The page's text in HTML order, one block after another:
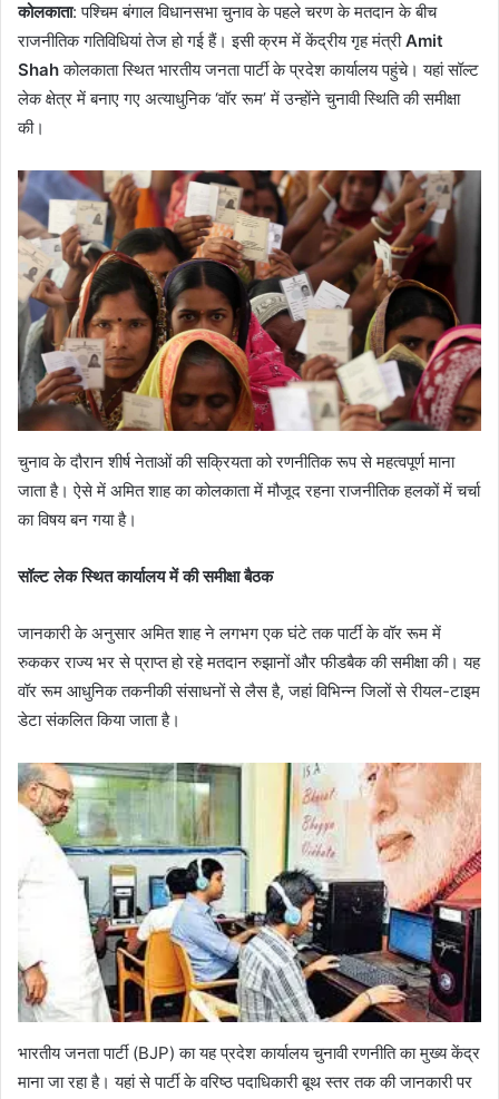
कोलकाता: पश्चिम बंगाल विधानसभा चुनाव के पहले चरण के मतदान के बीच
राजनीतिक गतिविधियां तेज हो गई हैं। इसी क्रम में केंद्रीय गृह मंत्रीAmit
Shahकोलकाता स्थित भारतीय जनता पार्टी के प्रदेश कार्यालय पहुंचे। यहां सॉल्ट
लेक क्षेत्र में बनाए गए अत्याधुनिक ‘वॉर रूम’ में उन्होंने चुनावी स्थिति की समीक्षा
की।
चुनाव के दौरान शीर्ष नेताओं की सक्रियता को रणनीतिक रूप से महत्वपूर्ण माना
जाता है। ऐसे में अमित शाह का कोलकाता में मौजूद रहना राजनीतिक हलकों में चर्चा
का विषय बन गया है।
सॉल्ट लेक स्थित कार्यालय में की समीक्षा बैठक
जानकारी के अनुसार अमित शाह ने लगभग एक घंटे तक पार्टी के वॉर रूम में
रुककर राज्य भर से प्राप्त हो रहे मतदान रुझानों और फीडबैक की समीक्षा की। यह
वॉर रूम आधुनिक तकनीकी संसाधनों से लैस है, जहां विभिन्न जिलों से रीयल-टाइम
डेटा संकलित किया जाता है।
भारतीय जनता पार्टी (BJP) का यह प्रदेश कार्यालय चुनावी रणनीति का मुख्य केंद्र
माना जा रहा है। यहां से पार्टी के वरिष्ठ पदाधिकारी बूथ स्तर तक की जानकारी पर